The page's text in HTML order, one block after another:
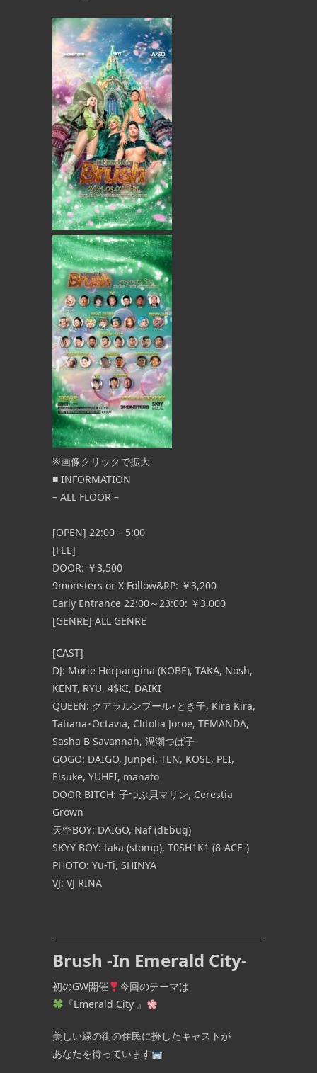
※画像クリックで拡大
■ INFORMATION
– ALL FLOOR –
[OPEN] 22:00 – 5:00
[FEE]
DOOR: ￥3,500
9monsters or X Follow&RP: ￥3,200
Early Entrance 22:00～23:00: ￥3,000
[GENRE] ALL GENRE
[CAST]
DJ: Morie Herpangina (KOBE), TAKA, Nosh,
KENT, RYU, 4$KI, DAIKI
QUEEN: クアラルンプール･とき子, Kira Kira,
Tatiana･Octavia, Clitolia Joroe, TEMANDA,
Sasha B Savannah, 渦潮つば子
GOGO: DAIGO, Junpei, TEN, KOSE, PEI,
Eisuke, YUHEI, manato
DOOR BITCH: 子つぶ貝マリン, Cerestia
Grown
天空BOY: DAIGO, Naf (dEbug)
SKYY BOY: taka (stomp), T0SH1K1 (8-ACE-)
PHOTO: Yu-Ti, SHINYA
VJ: VJ RINA
Brush -In Emerald City-
初のGW開催
今回のテーマは
『Emerald City 』
美しい緑の街の住民に扮したキャストが
あなたを待っています